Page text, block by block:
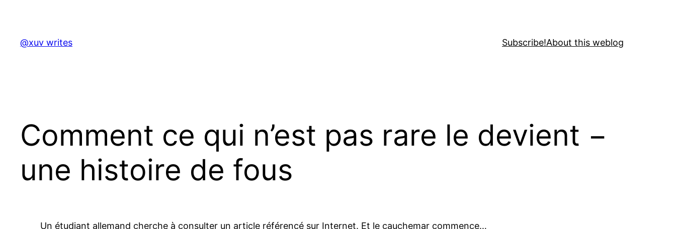
content
@xuv writes Subscribe!About this weblog
Comment ce qui n’est pas rare le devient −
une histoire de fous
Un étudiant allemand cherche à consulter un article référencé sur Internet. Et le cauchemar commence…